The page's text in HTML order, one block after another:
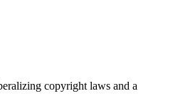
copyright laws and a